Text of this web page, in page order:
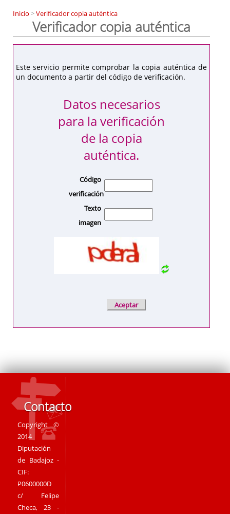
Inicio >Verificador copia auténtica
Verificador copia auténtica
Este servicio permite comprobar la copia auténtica de
un documento a partir del código de verificación.
Datos necesarios
para la verificación
de la copia
auténtica.
Código
verificación
Texto
imagen
Contacto
Copyright ©
2014
Diputación
de Badajoz -
CIF:
P0600000D
c/ Felipe
Checa, 23 -